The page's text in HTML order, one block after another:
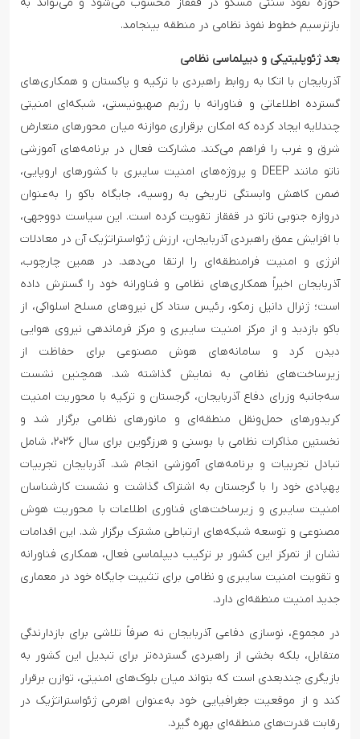
بازترسیم خطوط نفوذ نظامی در منطقه بینجامد.
بعد ژئوپلیتیکی و دیپلماسی نظامی
آذربایجان با اتکا به روابط راهبردی با ترکیه و پاکستان و همکاری‌های
گسترده اطلاعاتی و فناورانه با رژیم صهیونیستی، شبکه‌ای امنیتی
چندلایه ایجاد کرده که امکان برقراری موازنه میان محورهای متعارض
شرق و غرب را فراهم می‌کند. مشارکت فعال در برنامه‌های آموزشی
ناتو مانند DEEP و پروژه‌های امنیت سایبری با کشورهای اروپایی،
ضمن کاهش وابستگی تاریخی به روسیه، جایگاه باکو را به‌عنوان
دروازه جنوبی ناتو در قفقاز تقویت کرده است. این سیاست دووجهی،
با افزایش عمق راهبردی آذربایجان، ارزش ژئواستراتژیک آن در معادلات
انرژی و امنیت فرامنطقه‌ای را ارتقا می‌دهد. در همین چارچوب،
آذربایجان اخیراً همکاری‌های نظامی و فناورانه خود را گسترش داده
است؛ ژنرال دانیل زمکو، رئیس ستاد کل نیروهای مسلح اسلواکی، از
باکو بازدید و از مرکز امنیت سایبری و مرکز فرماندهی نیروی هوایی
دیدن کرد و سامانه‌های هوش مصنوعی برای حفاظت از
زیرساخت‌های نظامی به نمایش گذاشته شد. همچنین نشست
سه‌جانبه وزرای دفاع آذربایجان، گرجستان و ترکیه با محوریت امنیت
کریدورهای حمل‌ونقل منطقه‌ای و مانورهای نظامی برگزار شد و
نخستین مذاکرات نظامی با بوسنی و هرزگوین برای سال ۲۰۲۶، شامل
تبادل تجربیات و برنامه‌های آموزشی انجام شد. آذربایجان تجربیات
پهپادی خود را با گرجستان به اشتراک گذاشت و نشست کارشناسان
امنیت سایبری و زیرساخت‌های فناوری اطلاعات با محوریت هوش
مصنوعی و توسعه شبکه‌های ارتباطی مشترک برگزار شد. این اقدامات
نشان از تمرکز این کشور بر ترکیب دیپلماسی فعال، همکاری فناورانه
و تقویت امنیت سایبری و نظامی برای تثبیت جایگاه خود در معماری
جدید امنیت منطقه‌ای دارد.
در مجموع، نوسازی دفاعی آذربایجان نه صرفاً تلاشی برای بازدارندگی
متقابل، بلکه بخشی از راهبردی گسترده‌تر برای تبدیل این کشور به
بازیگری چندبعدی است که بتواند میان بلوک‌های امنیتی، توازن برقرار
کند و از موقعیت جغرافیایی خود به‌عنوان اهرمی ژئواستراتژیک در
رقابت‌ قدرت‌های منطقه‌ای بهره گیرد.